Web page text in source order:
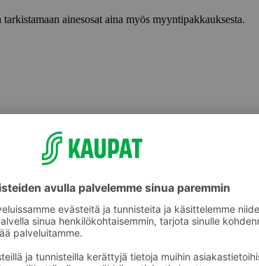
ainesosat aina myös myyntipakkauksesta.